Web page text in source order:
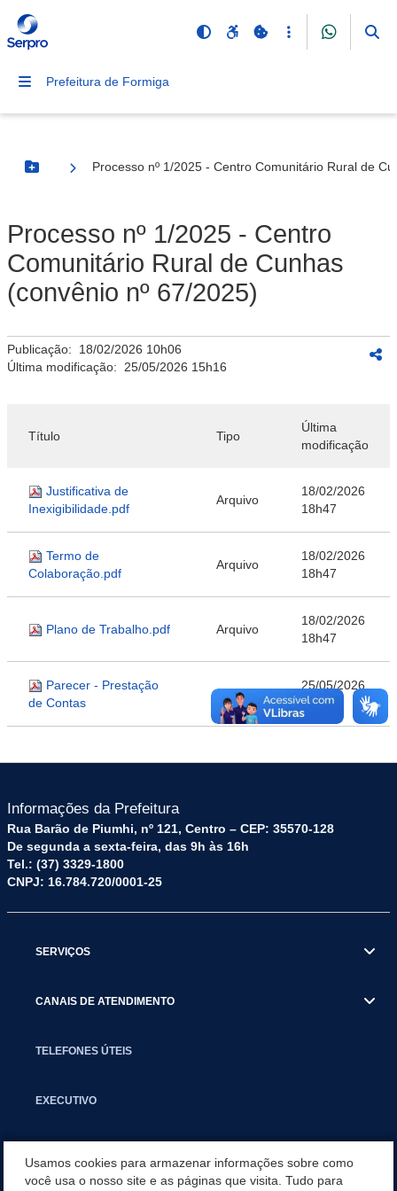
Prefeitura de Formiga
Botão Menu
Processo nº 1/2025 - Centro Comunitário Rural de
Processo nº 1/2025 - Centro
Comunitário Rural de Cunhas
(convênio nº 67/2025)
Publicação: 18/02/2026 10h06
Última modificação: 25/05/2026 15h16
Título Tipo
Última
modificação
Justificativa de
Inexigibilidade.pdf
Arquivo
18/02/2026
18h47
Termo de
Colaboração.pdf
Arquivo
18/02/2026
18h47
Plano de Trabalho.pdf Arquivo
18/02/2026
18h47
Parecer - Prestação
de Contas
Arquivo
25/05/2026
15h24
Informações da Prefeitura
Rua Barão de Piumhi, nº 121, Centro – CEP: 35570-128
De segunda a sexta-feira, das 9h às 16h
Tel.: (37) 3329-1800
CNPJ: 16.784.720/0001-25
SERVIÇOS
CANAIS DE ATENDIMENTO
TELEFONES ÚTEIS
EXECUTIVO
Usamos cookies para armazenar informações sobre como
você usa o nosso site e as páginas que visita. Tudo para